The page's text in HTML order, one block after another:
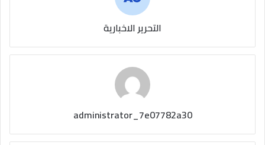
التحرير الاخبارية
administrator_7e07782a30